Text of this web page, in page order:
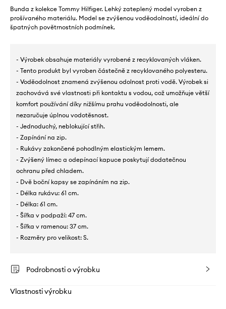
Bunda z kolekce Tommy Hilfiger. Lehký zateplený model vyroben z
prošívaného materiálu. Model se zvýšenou voděodolností, ideální do
špatných povětrnostních podmínek.
- Výrobek obsahuje materiály vyrobené z recyklovaných vláken.
- Tento produkt byl vyroben částečně z recyklovaného polyesteru.
- Voděodolnost znamená zvýšenou odolnost proti vodě. Výrobek si
zachovává své vlastnosti při kontaktu s vodou, což umožňuje větší
komfort používání díky nižšímu prahu voděodolnosti, ale
nezaručuje úplnou vodotěsnost.
- Jednoduchý, neblokující střih.
- Zapínání na zip.
- Rukávy zakončené pohodlným elastickým lemem.
- Zvýšený límec a odepínací kapuce poskytují dodatečnou
ochranu před chladem.
- Dvě boční kapsy se zapínáním na zip.
- Délka rukávu: 61 cm.
- Délka: 61 cm.
- Šířka v podpaží: 47 cm.
- Šířka v ramenou: 37 cm.
- Rozměry pro velikost: S.
Podrobnosti o výrobku
Vlastnosti výrobku